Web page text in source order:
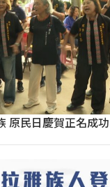
原民日慶賀正名成功